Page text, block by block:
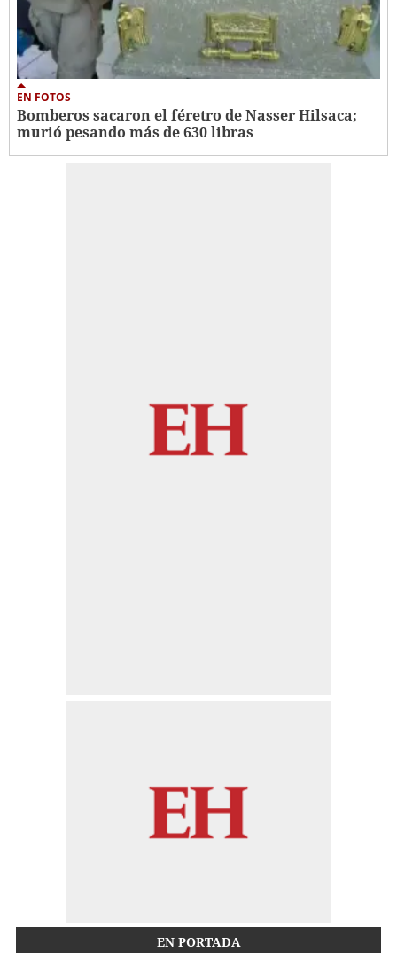
EN FOTOS
Bomberos sacaron el féretro de Nasser Hilsaca;
murió pesando más de 630 libras
EN PORTADA